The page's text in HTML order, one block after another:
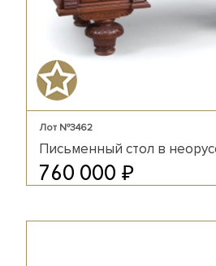
Лот №3462
Письменный стол в
760 000 ₽